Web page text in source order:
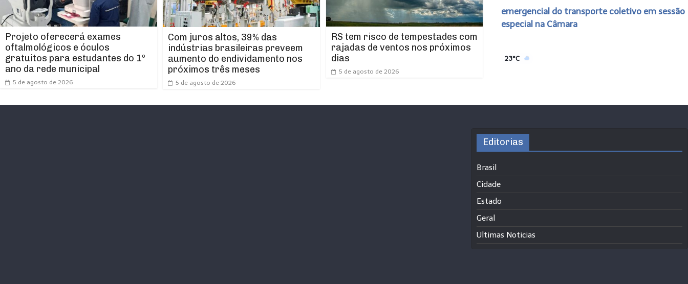
Projeto oferecerá exames
oftalmológicos e óculos
gratuitos para estudantes do 1º
ano da rede municipal
5 de agosto de 2026
Com juros altos, 39% das
indústrias brasileiras preveem
aumento do endividamento nos
próximos três meses
5 de agosto de 2026
RS tem risco de tempestades com
rajadas de ventos nos próximos
dias
5 de agosto de 2026
emergencial do transporte coletivo em sessão
especial na Câmara
23°C
Editorias
Brasil
Cidade
Estado
Geral
Ultimas Noticias